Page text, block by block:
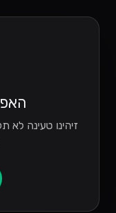
זיהינו טעינה לא